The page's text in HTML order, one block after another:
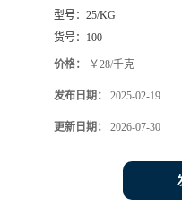
型号： 25/KG
货号： 100
价格： ￥28/千克
发布日期： 2025-02-19
更新日期： 2026-07-30